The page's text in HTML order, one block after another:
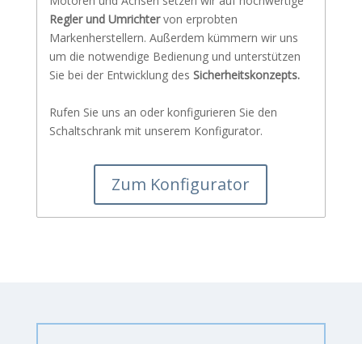
Regler und Umrichtervon erprobten
Markenherstellern. Außerdem kümmern wir uns
um die notwendige Bedienung und unterstützen
Sie bei der Entwicklung des Sicherheitskonzepts.
Rufen Sie uns an oder konfigurieren Sie den
Schaltschrank mit unserem Konfigurator.
Zum Konfigurator